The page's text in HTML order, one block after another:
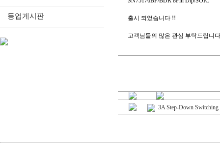
등업게시판 출시 되었습니다 !!
고객님들의 많은 관심 부탁드립니
3A Step-Down